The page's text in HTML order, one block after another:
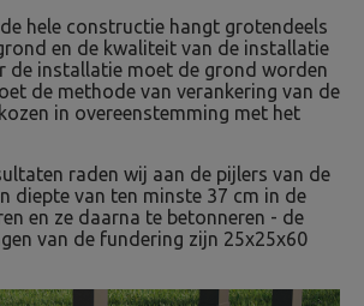
hele constructie hangt grotendeels
en de kwaliteit van de installatie
de installatie moet de grond worden
de methode van verankering van de
in overeenstemming met het
raden wij aan de pijlers van de
diepte van ten minste 37 cm in de
en ze daarna te betonneren - de
van de fundering zijn 25x25x60